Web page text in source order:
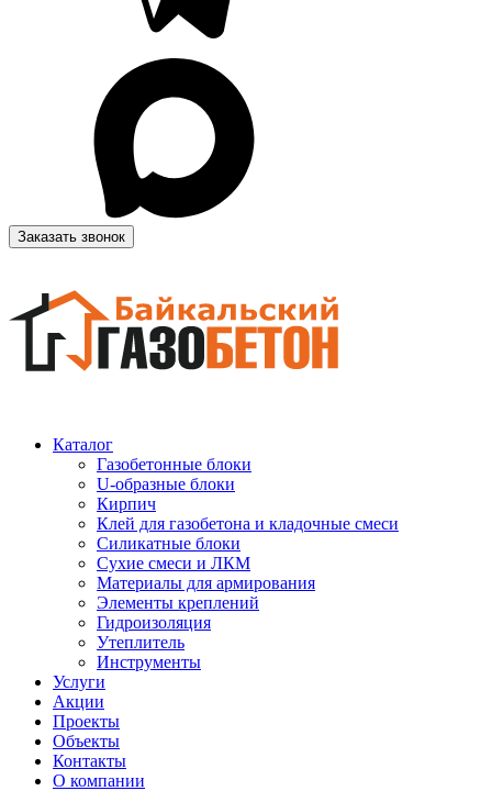
Заказать звонок
Каталог
Газобетонные блоки
U-образные блоки
Кирпич
Клей для газобетона и кладочные смеси
Силикатные блоки
Сухие смеси и ЛКМ
Материалы для армирования
Элементы креплений
Гидроизоляция
Утеплитель
Инструменты
Услуги
Акции
Проекты
Объекты
Контакты
О компании